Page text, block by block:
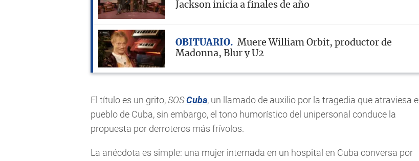
Jackson inicia a finales de año
OBITUARIO
Muere William Orbit, productor de
Madonna, Blur y U2
El título es un grito,SOSCuba, un llamado de auxilio por la tragedia que atraviesa el
pueblo de Cuba, sin embargo, el tono humorístico del unipersonal conduce la
propuesta por derroteros más frívolos.
La anécdota es simple: una mujer internada en un hospital en Cuba conversa por